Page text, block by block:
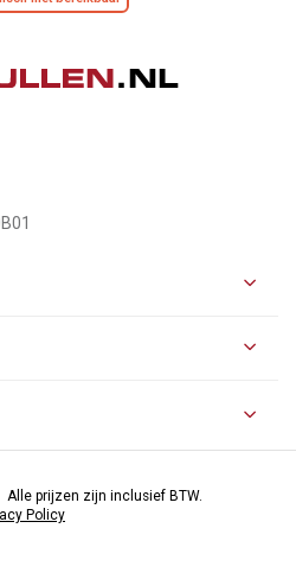
Alle prijzen zijn inclusief BTW.
Policy